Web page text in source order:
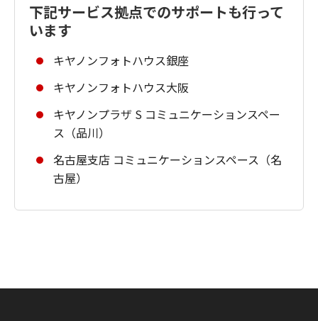
下記サービス拠点でのサポートも行って
います
キヤノンフォトハウス銀座
キヤノンフォトハウス大阪
キヤノンプラザ S コミュニケーションスペー
ス（品川）
名古屋支店 コミュニケーションスペース（名
古屋）